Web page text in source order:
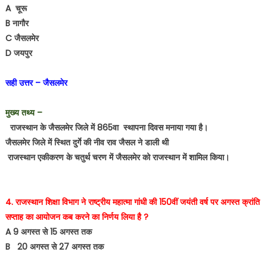
A चूरू
B नागौर
C जैसलमेर
D जयपुर
सही उत्तर – जैसलमेर
मुख्य तथ्य –
राजस्थान के जैसलमेर जिले में 865वा स्थापना दिवस मनाया गया है।
जैसलमेर जिले में स्थित दुर्गे की नीव राव जैसल ने डाली थी
राजस्थान एकीकरण के चतुर्थ चरण में जैसलमेर को राजस्थान में शामिल किया।
4. राजस्थान शिक्षा विभाग ने राष्ट्रीय महात्मा गांधी की 150वीं जयंती वर्ष पर अगस्त क्रांति
सप्ताह का आयोजन कब करने का निर्णय लिया है ?
A 9 अगस्त से 15 अगस्त तक
B 20 अगस्त से 27 अगस्त तक